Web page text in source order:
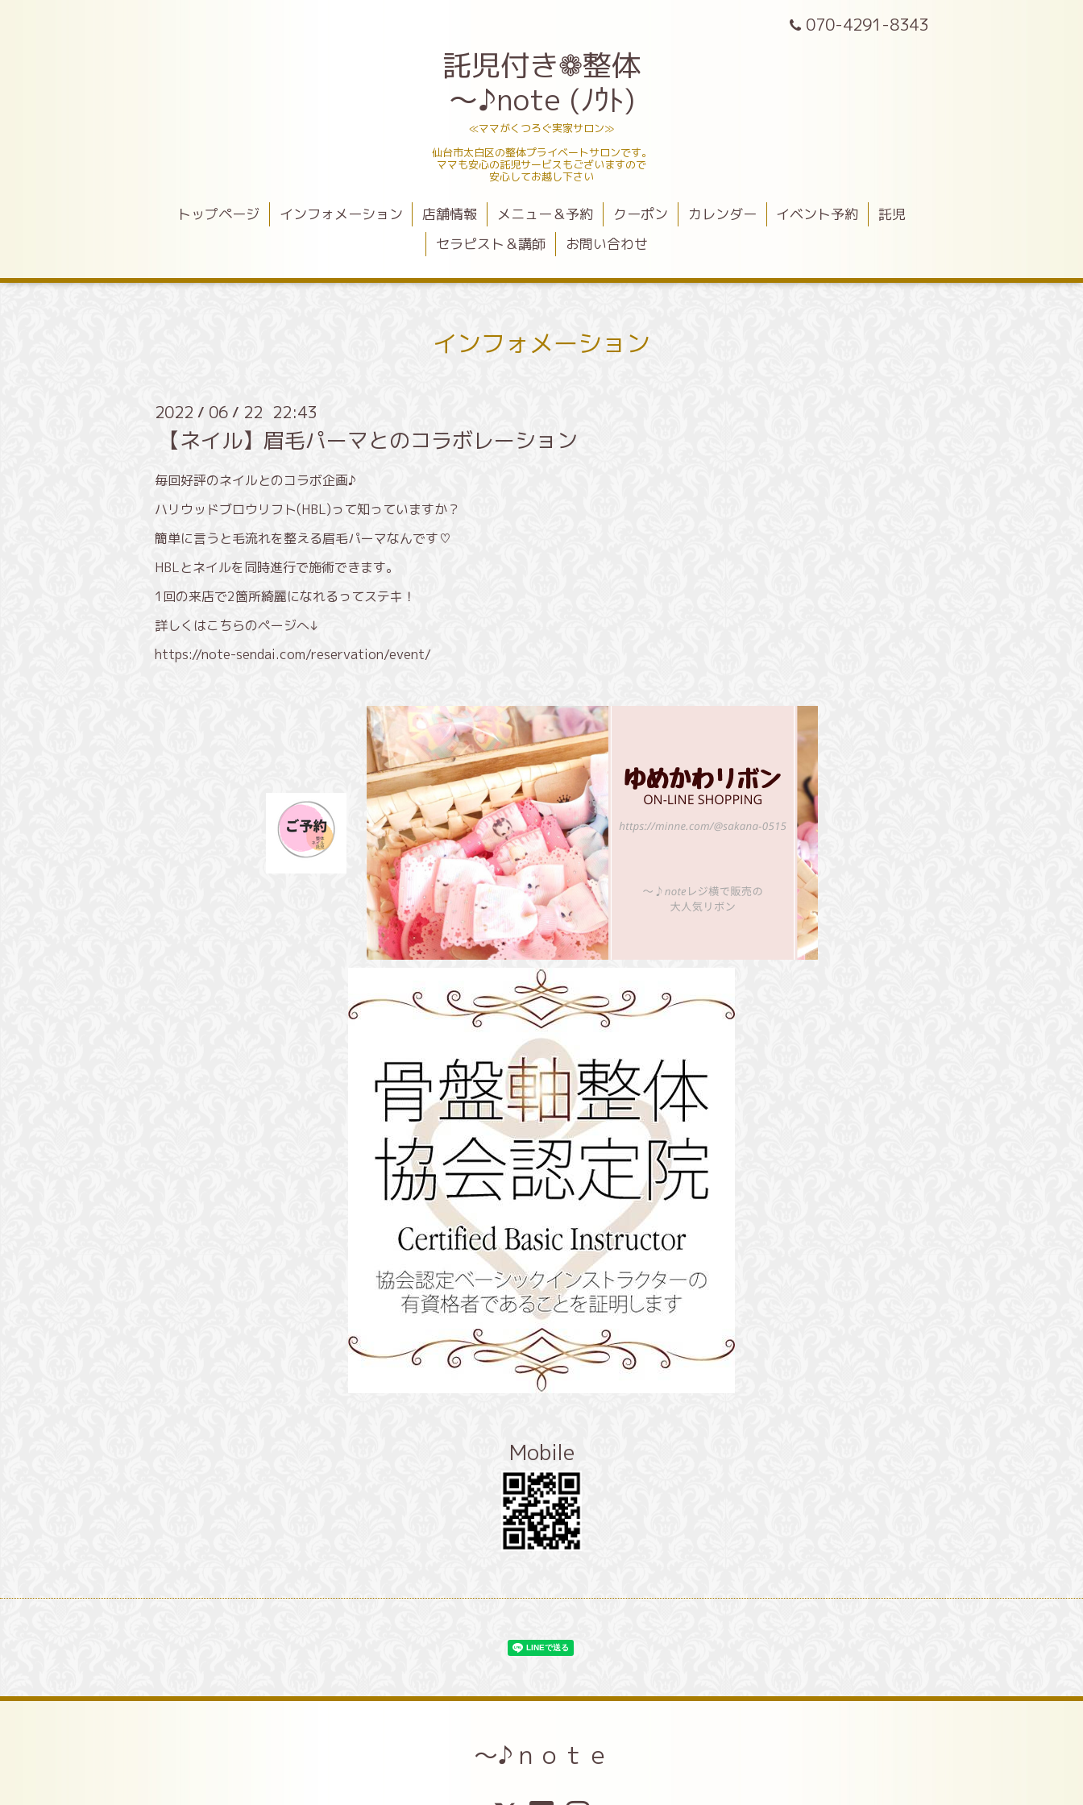
070-4291-8343
託児付き❁整体
～♪note (ﾉｳﾄ)
≪ママがくつろぐ実家サロン≫
仙台市太白区の整体プライベートサロンです。
ママも安心の託児サービスもございますので
安心してお越し下さい
トップページ インフォメーション 店舗情報 メニュー＆予約 クーポン カレンダー イベント予約
託児
セラピスト＆講師
お問い合わせ
インフォメーション
2022 / 06 / 22 22:43
【ネイル】眉毛パーマとのコラボレーション
毎回好評のネイルとのコラボ企画♪
ハリウッドブロウリフト(HBL)って知っていますか？
簡単に言うと毛流れを整える眉毛パーマなんです♡
HBLとネイルを同時進行で施術できます。
1回の来店で2箇所綺麗になれるってステキ！
詳しくはこちらのページへ↓
https://note-sendai.com/reservation/event/
Mobile
～♪ｎｏｔｅ